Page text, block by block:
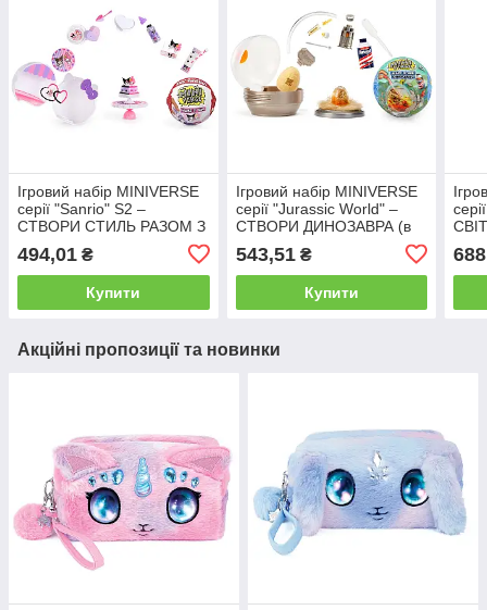
Ігровий набір MINIVERSE
серії "Sanrio" S2 –
СТВОРИ СТИЛЬ РАЗОМ З
ДРУЗЯМИ
494,01 ₴
Купити
Ігровий набір MINIVERSE
серії "Jurassic World" –
СТВОРИ ДИНОЗАВРА (в
543,51₴
Купити
Акційні пропозиції та новинки